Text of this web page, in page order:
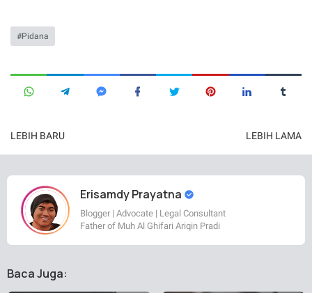
Pidana
LEBIH BARU LEBIH LAMA
Erisamdy Prayatna
Blogger | Advocate | Legal Consultant
Father of Muh Al Ghifari Ariqin Pradi
Baca Juga: